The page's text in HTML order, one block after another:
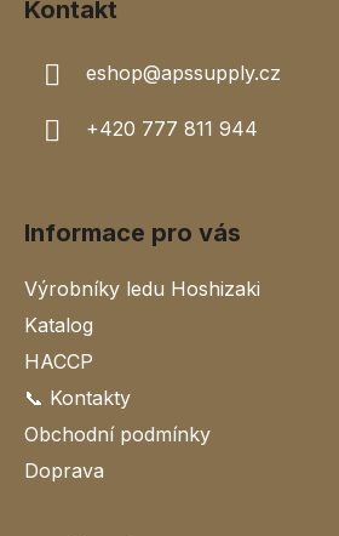
p
Kontakt
eshop@apssupply.cz
+420 777 811 944
Informace pro vás
Výrobníky ledu Hoshizaki
Katalog
HACCP
📞 Kontakty
Obchodní podmínky
Doprava